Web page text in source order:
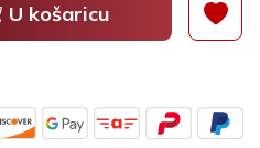
U košaricu